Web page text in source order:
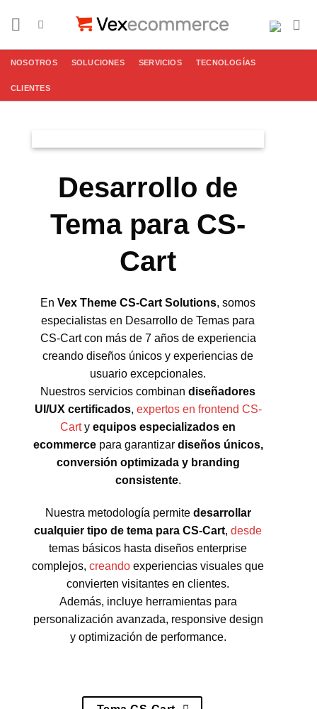
NOSOTROS SOLUCIONES SERVICIOS TECNOLOGÍAS
CLIENTES
Desarrollo de
Tema para CS-
Cart
En Vex Theme CS-Cart Solutions, somos
especialistas en Desarrollo de Temas para
CS-Cart con más de 7 años de experiencia
creando diseños únicos y experiencias de
usuario excepcionales.
Nuestros servicios combinan diseñadores
UI/UX certificados, expertos en frontend CS-
Carty equipos especializados en
ecommercepara garantizar diseños únicos,
conversión optimizada y branding
consistente.
Nuestra metodología permite desarrollar
cualquier tipo de tema para CS-Cart, desde
temas básicos hasta diseños enterprise
complejos, creando experiencias visuales que
convierten visitantes en clientes.
Además, incluye herramientas para
personalización avanzada, responsive design
y optimización de performance.